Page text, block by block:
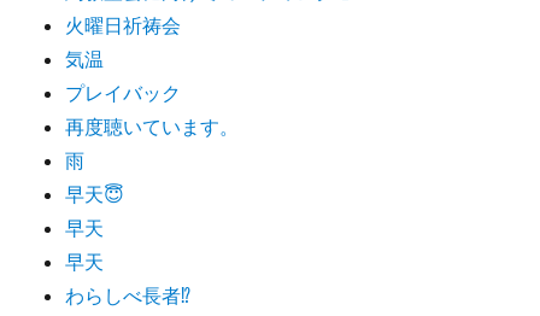
火曜日祈祷会
気温
プレイバック
再度聴いています。
雨
早天😇
早天
早天
わらしべ長者⁉︎